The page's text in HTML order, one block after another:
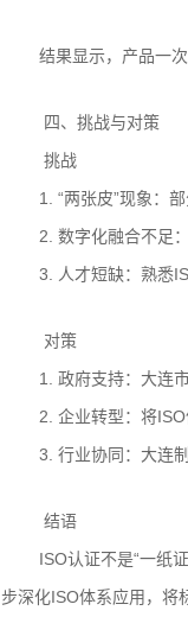
结果显示，产品一
四、挑战与对策
挑战
1. “两张皮”现象：
2. 数字化融合不足
3. 人才短缺：熟悉
对策
1. 政府支持：大连
2. 企业转型：将
3. 行业协同：大连
结语
ISO认证不是“一纸
步深化ISO体系应用，将